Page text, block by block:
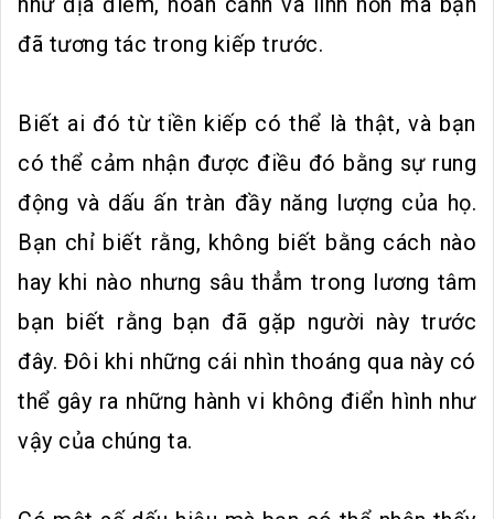
đã tương tác trong kiếp trước.
Biết ai đó từ tiền kiếp có thể là thật, và bạn
có thể cảm nhận được điều đó bằng sự rung
động và dấu ấn tràn đầy năng lượng của họ.
Bạn chỉ biết rằng, không biết bằng cách nào
hay khi nào nhưng sâu thẳm trong lương tâm
bạn biết rằng bạn đã gặp người này trước
đây. Đôi khi những cái nhìn thoáng qua này có
thể gây ra những hành vi không điển hình như
vậy của chúng ta.